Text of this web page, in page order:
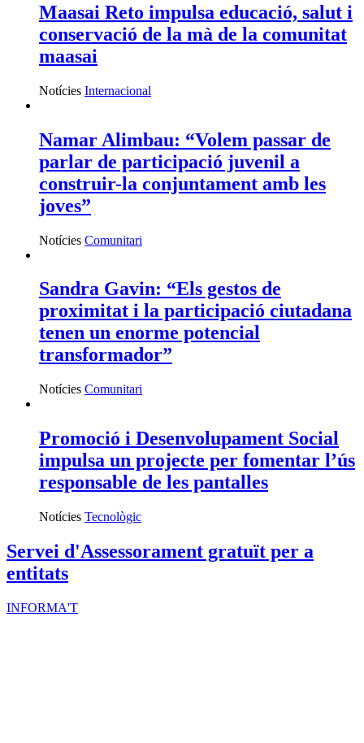
Maasai Reto impulsa educació, salut i
conservació de la mà de la comunitat
maasai
Notícies Internacional
Namar Alimbau: “Volem passar de
parlar de participació juvenil a
construir-la conjuntament amb les
joves”
Notícies Comunitari
Sandra Gavin: “Els gestos de
proximitat i la participació ciutadana
tenen un enorme potencial
transformador”
Notícies Comunitari
Promoció i Desenvolupament Social
impulsa un projecte per fomentar l’ús
responsable de les pantalles
Notícies Tecnològic
Servei d'Assessorament gratuït per a
entitats
INFORMA'T